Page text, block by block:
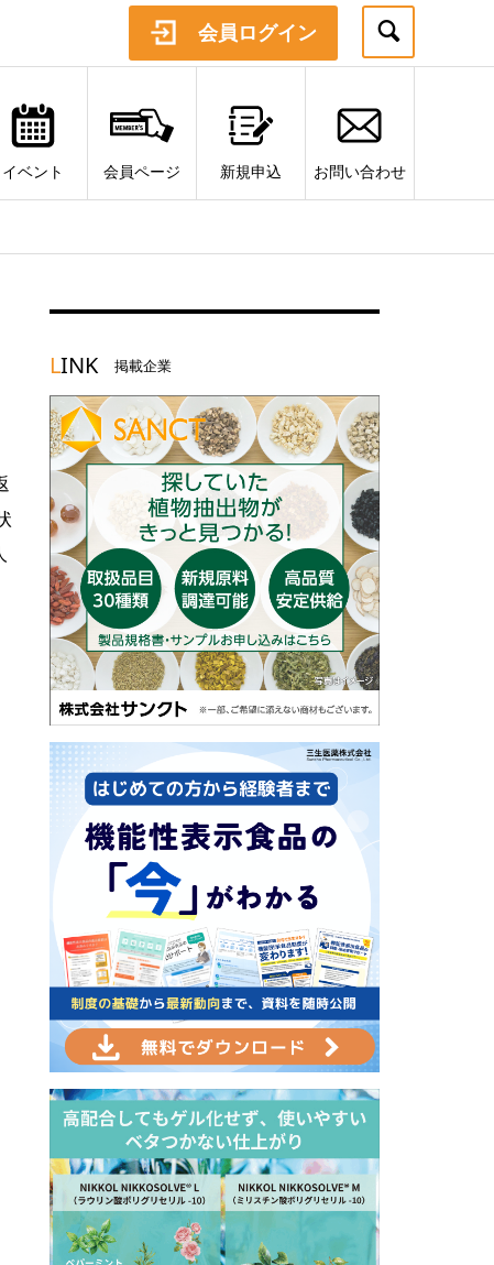
会員ログイン
イベント 会員ページ 新規申込 お問い合わせ
LINK 掲載企業